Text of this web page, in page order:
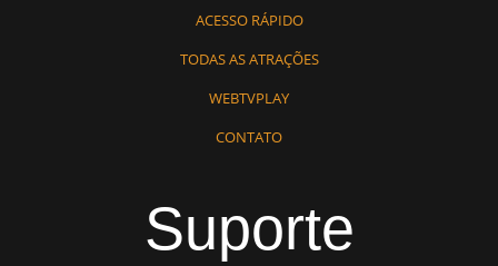
ACESSO RÁPIDO
TODAS AS ATRAÇÕES
WEBTVPLAY
CONTATO
Suporte